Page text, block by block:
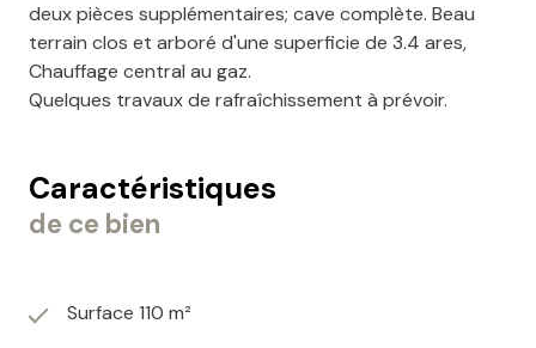
deux pièces supplémentaires; cave complète. Beau
terrain clos et arboré d'une superficie de 3.4 ares,
Chauffage central au gaz.
Quelques travaux de rafraîchissement à prévoir.
Caractéristiques
de ce bien
Surface 110 m²